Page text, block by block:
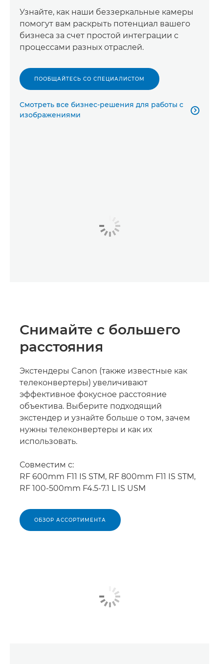
Узнайте, как наши беззеркальные камеры
помогут вам раскрыть потенциал вашего
бизнеса за счет простой интеграции с
процессами разных отраслей.
ПООБЩАЙТЕСЬ СО СПЕЦИАЛИСТОМ
Смотреть все бизнес-решения для работы с
изображениями

Снимайте с большего
расстояния
Экстендеры Canon (также известные как
телеконвертеры) увеличивают
эффективное фокусное расстояние
объектива. Выберите подходящий
экстендер и узнайте больше о том, зачем
нужны телеконвертеры и как их
использовать.
Совместим с:
RF 600mm F11 IS STM, RF 800mm F11 IS STM,
RF 100-500mm F4.5-7.1 L IS USM
ОБЗОР АССОРТИМЕНТА